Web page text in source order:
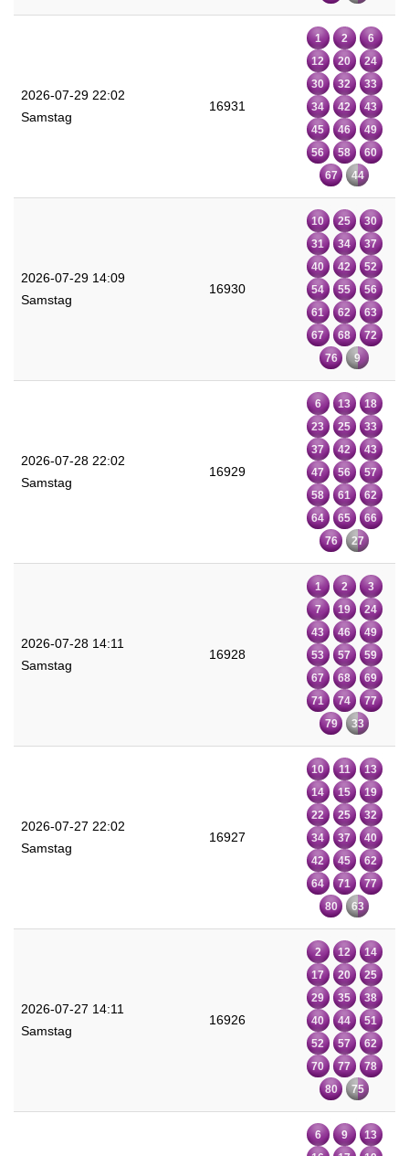
2026-07-29 22:02
Samstag
16931
1 2
6
12
20
24
30
32
33
34
42
43
45
46
49
56
58
60
67
44
2026-07-29 14:09
Samstag
16930
10 25
30
31
34
37
40
42
52
54
55
56
61
62
63
67
68
72
76
9
2026-07-28 22:02
Samstag
16929
6 13
18
23
25
33
37
42
43
47
56
57
58
61
62
64
65
66
76
27
2026-07-28 14:11
Samstag
16928
1 2
3
7
19
24
43
46
49
53
57
59
67
68
69
71
74
77
79
33
2026-07-27 22:02
Samstag
16927
10 11
13
14
15
19
22
25
32
34
37
40
42
45
62
64
71
77
80
63
2026-07-27 14:11
Samstag
16926
2 12
14
17
20
25
29
35
38
40
44
51
52
57
62
70
77
78
80
75
6 9
13